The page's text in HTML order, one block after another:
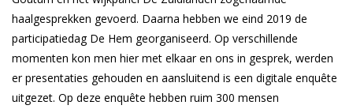
haalgesprekken gevoerd. Daarna hebben we eind 2019 de
participatiedag De Hem georganiseerd. Op verschillende
momenten kon men hier met elkaar en ons in gesprek, werden
er presentaties gehouden en aansluitend is een digitale enquête
uitgezet. Op deze enquête hebben ruim 300 mensen